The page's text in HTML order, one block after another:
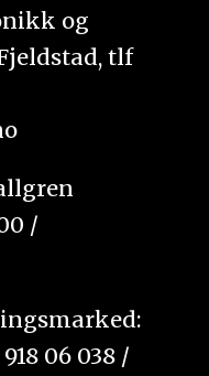
og
tlf
/
06 038 /